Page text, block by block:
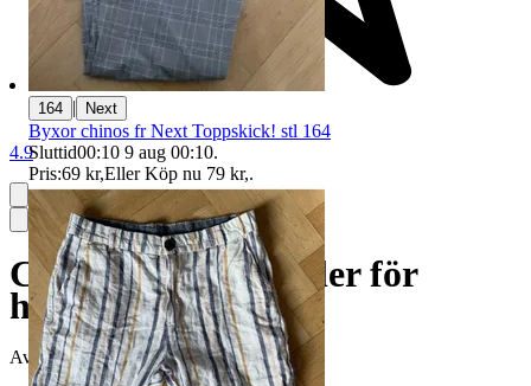
4.9
Cykelkorg med galler för
husdjur
Avslutad 8 jul 23:29
164 | Next
Byxor chinos fr Next Toppskick! stl 164
Sluttid00:10 9 aug 00:10.
Pris:69 kr,Eller Köp nu 79 kr,.